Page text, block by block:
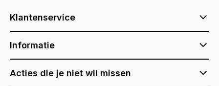
Klantenservice
Informatie
Acties die je niet wil missen